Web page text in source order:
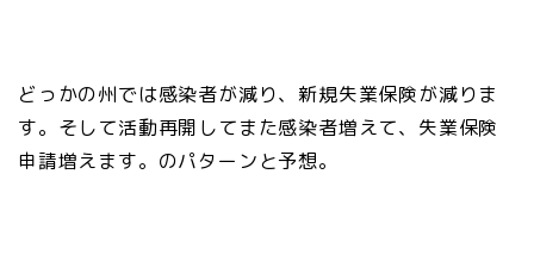
どっかの州では感染者が減り、新規失業保険が減りま
す。そして活動再開してまた感染者増えて、失業保険
申請増えます。のパターンと予想。